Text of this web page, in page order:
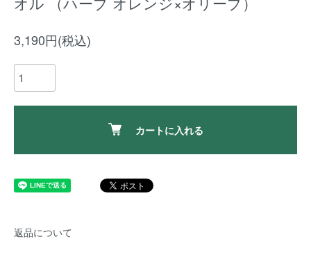
3,190円(税込)
カートに入れる
返品について